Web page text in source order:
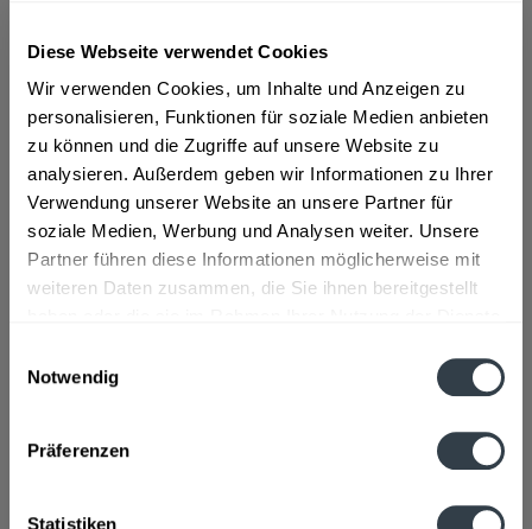
Diese Webseite verwendet Cookies
Wir verwenden Cookies, um Inhalte und Anzeigen zu
personalisieren, Funktionen für soziale Medien anbieten
zu können und die Zugriffe auf unsere Website zu
analysieren. Außerdem geben wir Informationen zu Ihrer
Verwendung unserer Website an unsere Partner für
soziale Medien, Werbung und Analysen weiter. Unsere
Partner führen diese Informationen möglicherweise mit
weiteren Daten zusammen, die Sie ihnen bereitgestellt
Notwendig
Präferenzen
Statistiken
ab 12,79 € *
Inhalt:0.7 Liter (18,28 € * / 1 Liter)
inkl. MwSt.ggf. zzgl. Erschwerniszuschlag
Vorrätig
In den Warenkorb
Artikel-Nr.:
37575
Verfügbar in:
Flaschengröße:
Weitere Artikel von Stroganoff